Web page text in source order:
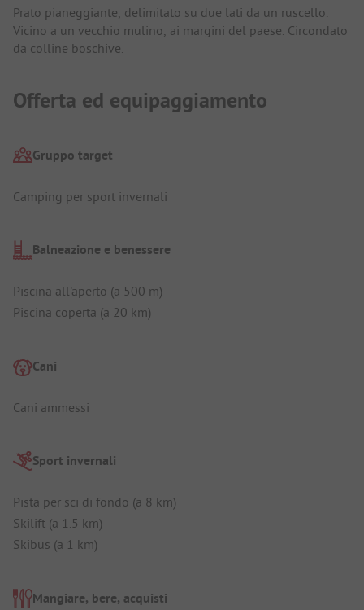
Prato pianeggiante, delimitato su due lati da un ruscello.
Vicino a un vecchio mulino, ai margini del paese. Circondato
da colline boschive.
Offerta ed equipaggiamento
Gruppo target
Camping per sport invernali
Balneazione e benessere
Piscina all'aperto (a 500 m)
Piscina coperta (a 20 km)
Cani
Cani ammessi
Sport invernali
Pista per sci di fondo (a 8 km)
Skilift (a 1.5 km)
Skibus (a 1 km)
Mangiare, bere, acquisti